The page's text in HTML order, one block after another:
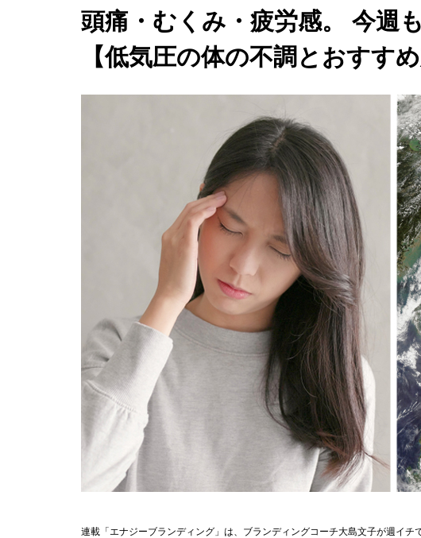
頭痛・むくみ・疲労感。 今週
【低気圧の体の不調とおすすめ
連載「エナジーブランディング」は、ブランディングコーチ大島文子が週イ